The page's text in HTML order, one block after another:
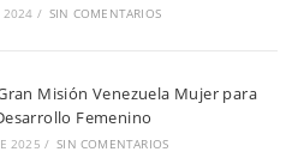
2024 / SIN COMENTARIOS
Misión Venezuela Mujer para
Femenino
2025 / SIN COMENTARIOS